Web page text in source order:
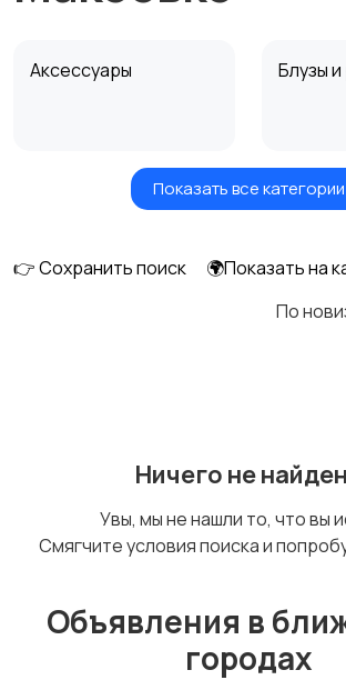
Аксессуары Блузы
Будущим мамамПоказать все категории
👉 Сохранить поиск
🌍Показать на
По
Ничего не
Увы, мы не нашли то, что вы
Смягчите условия поиска и
Объявления в
городах